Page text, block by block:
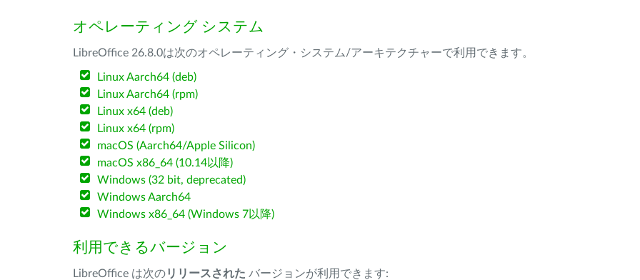
オペレーティング システム
LibreOffice 26.8.0は次のオペレーティング・システム/アーキテクチャーで利用できます。
Linux Aarch64 (deb)
Linux Aarch64 (rpm)
Linux x64 (deb)
Linux x64 (rpm)
macOS (Aarch64/Apple Silicon)
macOS x86_64 (10.14以降)
Windows (32 bit, deprecated)
Windows Aarch64
Windows x86_64 (Windows 7以降)
利用できるバージョン
LibreOffice は次のリリースされた バージョンが利用できます: